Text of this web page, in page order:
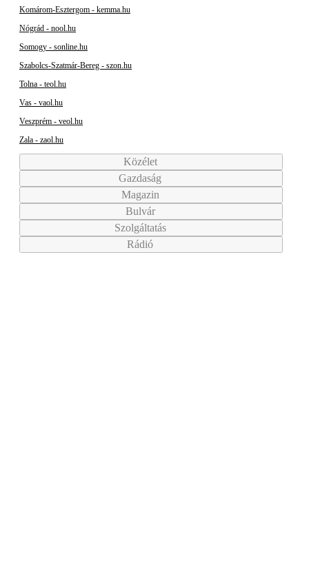
Komárom-Esztergom - kemma.hu
Nógrád - nool.hu
Somogy - sonline.hu
Szabolcs-Szatmár-Bereg - szon.hu
Tolna - teol.hu
Vas - vaol.hu
Veszprém - veol.hu
Zala - zaol.hu
Közélet
Gazdaság
Magazin
Bulvár
Szolgáltatás
Rádió